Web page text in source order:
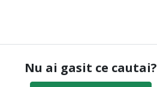
Nu ai gasit ce cautai?